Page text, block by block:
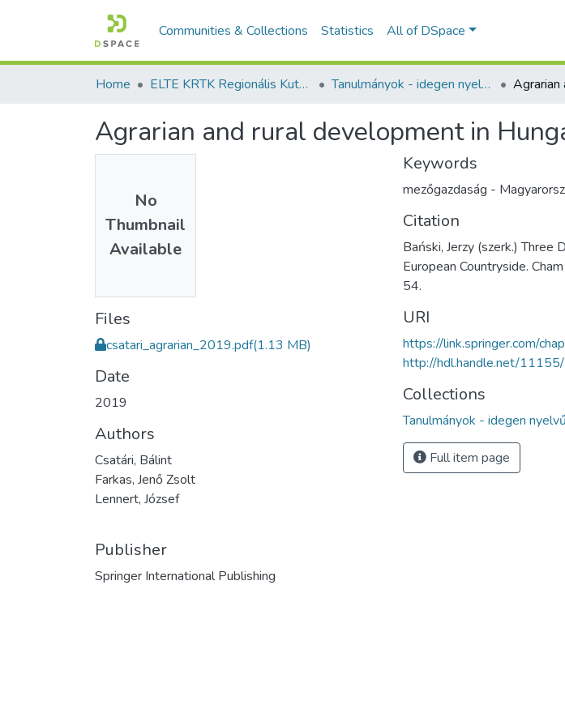
Communities & Collections Statistics All of DSpace
Home ELTE KRTK Regionális Kutatások Intézete Tanulmányok - idegen nyelvű (RKI)
Agrarian and rural development in
No
Thumbnail
Available
Files
csatari_agrarian_2019.pdf(1.13 MB)
Date
2019
Authors
Csatári, Bálint
Farkas, Jenő Zsolt
Lennert, József
Publisher
Springer International Publishing
Keywords
mezőgazdaság -
Citation
Bański, Jerzy (szerk.) Three
European Countryside.
54.
URI
https://link.springer.com/
http://hdl.handle.net/
Collections
Tanulmányok - idegen
Full item page